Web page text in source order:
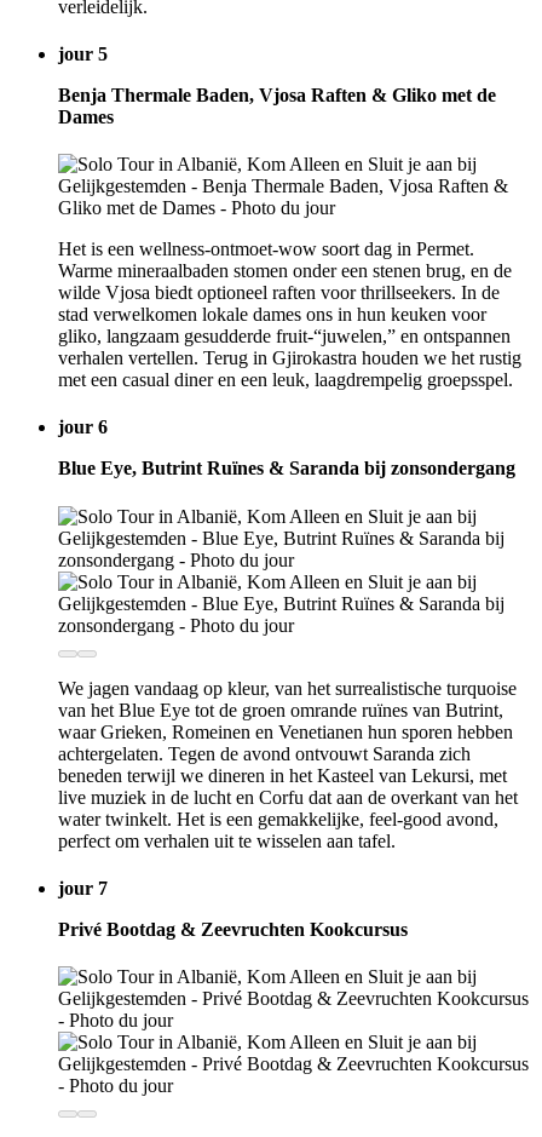
verleidelijk.
jour 5
Benja Thermale Baden, Vjosa Raften & Gliko met de
Dames
Het is een wellness-ontmoet-wow soort dag in Permet.
Warme mineraalbaden stomen onder een stenen brug, en de
wilde Vjosa biedt optioneel raften voor thrillseekers. In de
stad verwelkomen lokale dames ons in hun keuken voor
gliko, langzaam gesudderde fruit-“juwelen,” en ontspannen
verhalen vertellen. Terug in Gjirokastra houden we het rustig
met een casual diner en een leuk, laagdrempelig groepsspel.
jour 6
Blue Eye, Butrint Ruïnes & Saranda bij zonsondergang
We jagen vandaag op kleur, van het surrealistische turquoise
van het Blue Eye tot de groen omrande ruïnes van Butrint,
waar Grieken, Romeinen en Venetianen hun sporen hebben
achtergelaten. Tegen de avond ontvouwt Saranda zich
beneden terwijl we dineren in het Kasteel van Lekursi, met
live muziek in de lucht en Corfu dat aan de overkant van het
water twinkelt. Het is een gemakkelijke, feel-good avond,
perfect om verhalen uit te wisselen aan tafel.
jour 7
Privé Bootdag & Zeevruchten Kookcursus